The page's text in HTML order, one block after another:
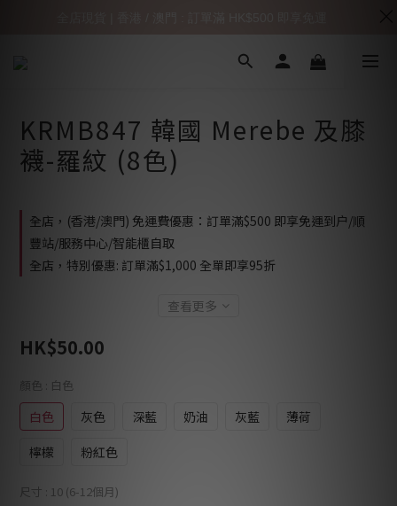
KRMB847 韓國 Merebe 及膝
襪-羅紋 (8色)
全店，(香港/澳門) 免運費優惠：訂單滿$500 即享免運到户/順
豐站/服務中心/智能櫃自取
全店，特別優惠: 訂單滿$1,000 全單即享95折
查看更多
HK$50.00
顏色 : 白色
白色 灰色 深藍 奶油 灰藍
薄荷
檸檬
粉紅色
尺寸 : 10 (6-12個月)